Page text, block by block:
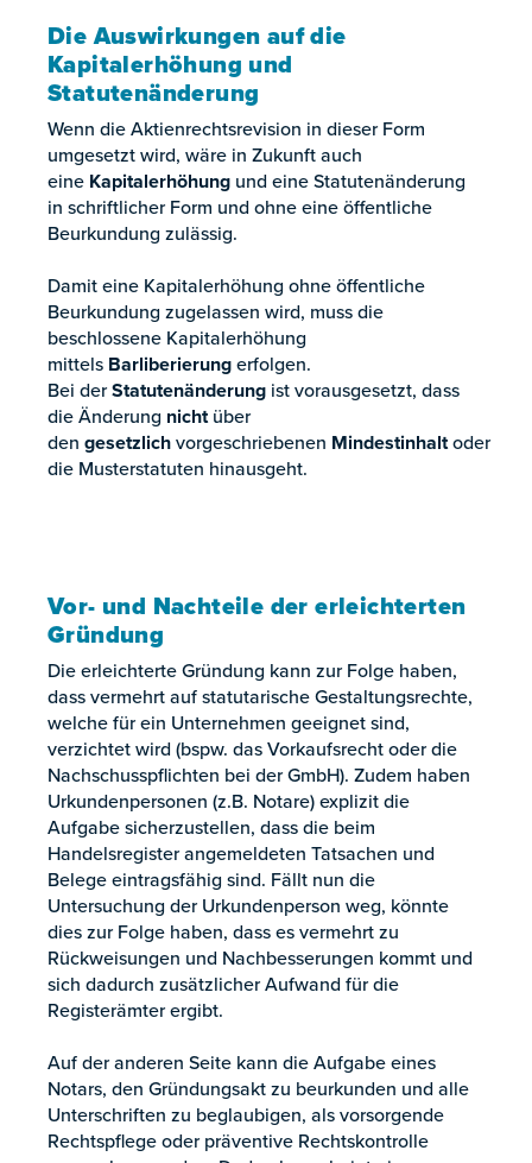
Die Auswirkungen auf die
Kapitalerhöhung und
Statutenänderung
Wenn die Aktienrechtsrevision in dieser Form
umgesetzt wird, wäre in Zukunft auch
eine Kapitalerhöhung und eine Statutenänderung
in schriftlicher Form und ohne eine öffentliche
Beurkundung zulässig.
Damit eine Kapitalerhöhung ohne öffentliche
Beurkundung zugelassen wird, muss die
beschlossene Kapitalerhöhung
mittels Barliberierungerfolgen.
Bei derStatutenänderung ist vorausgesetzt, dass
die Änderung nichtüber
den gesetzlichvorgeschriebenen Mindestinhaltoder
die Musterstatuten hinausgeht.
Vor- und Nachteile der erleichterten
Gründung
Die erleichterte Gründung kann zur Folge haben,
dass vermehrt auf statutarische Gestaltungsrechte,
welche für ein Unternehmen geeignet sind,
verzichtet wird (bspw. das Vorkaufsrecht oder die
Nachschusspflichten bei der GmbH). Zudem haben
Urkundenpersonen (z.B. Notare) explizit die
Aufgabe sicherzustellen, dass die beim
Handelsregister angemeldeten Tatsachen und
Belege eintragsfähig sind. Fällt nun die
Untersuchung der Urkundenperson weg, könnte
dies zur Folge haben, dass es vermehrt zu
Rückweisungen und Nachbesserungen kommt und
sich dadurch zusätzlicher Aufwand für die
Registerämter ergibt.
Auf der anderen Seite kann die Aufgabe eines
Notars, den Gründungsakt zu beurkunden und alle
Unterschriften zu beglaubigen, als vorsorgende
Rechtspflege oder präventive Rechtskontrolle